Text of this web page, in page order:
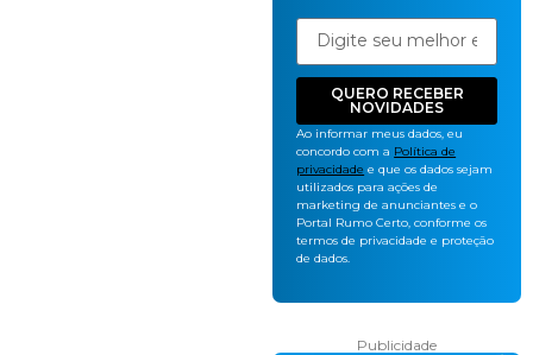
QUERO RECEBER
NOVIDADES
Ao informar meus dados, eu
concordo com a Política de
privacidade e que os dados sejam
utilizados para ações de
marketing de anunciantes e o
Portal Rumo Certo, conforme os
termos de privacidade e proteção
de dados.
Publicidade